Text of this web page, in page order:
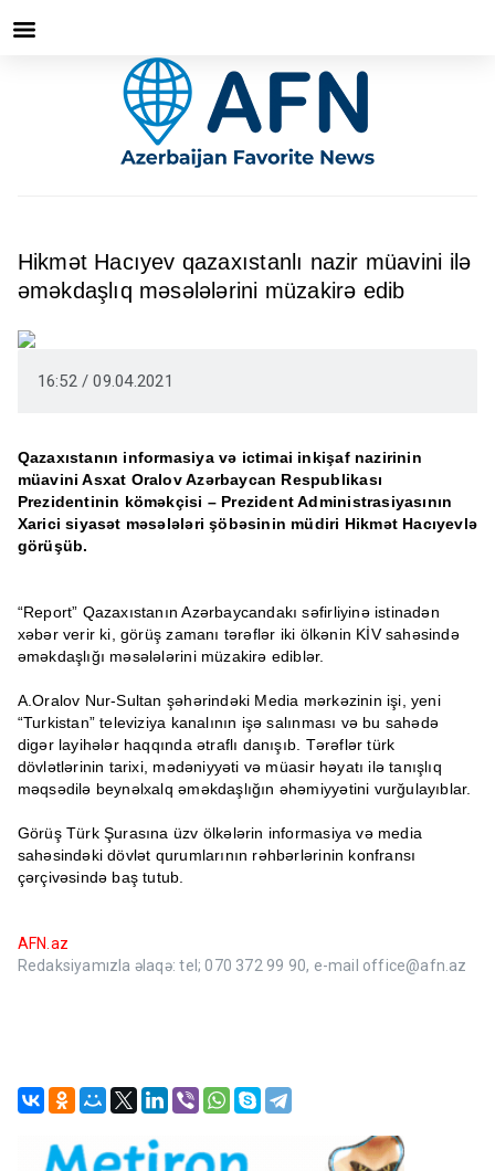
Hikmət Hacıyev qazaxıstanlı nazir müavini ilə
əməkdaşlıq məsələlərini müzakirə edib
16:52 / 09.04.2021
Qazaxıstanın informasiya və ictimai inkişaf nazirinin
müavini Asxat Oralov Azərbaycan Respublikası
Prezidentinin köməkçisi – Prezident Administrasiyasının
Xarici siyasət məsələləri şöbəsinin müdiri Hikmət Hacıyevlə
görüşüb.
“Report” Qazaxıstanın Azərbaycandakı səfirliyinə istinadən
xəbər verir ki, görüş zamanı tərəflər iki ölkənin KİV sahəsində
əməkdaşlığı məsələlərini müzakirə ediblər.
A.Oralov Nur-Sultan şəhərindəki Media mərkəzinin işi, yeni
“Turkistan” televiziya kanalının işə salınması və bu sahədə
digər layihələr haqqında ətraflı danışıb. Tərəflər türk
dövlətlərinin tarixi, mədəniyyəti və müasir həyatı ilə tanışlıq
məqsədilə beynəlxalq əməkdaşlığın əhəmiyyətini vurğulayıblar.
Görüş Türk Şurasına üzv ölkələrin informasiya və media
sahəsindəki dövlət qurumlarının rəhbərlərinin konfransı
çərçivəsində baş tutub.
AFN.az
Redaksiyamızla əlaqə: tel; 070 372 99 90, e-mail office@afn.az